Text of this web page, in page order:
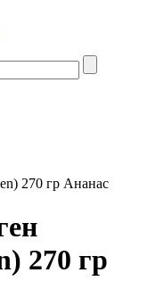
270 гр Ананас
270 гр